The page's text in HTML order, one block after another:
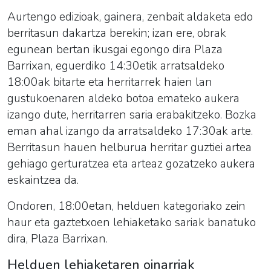
Aurtengo edizioak, gainera, zenbait aldaketa edo
berritasun dakartza berekin; izan ere, obrak
egunean bertan ikusgai egongo dira Plaza
Barrixan, eguerdiko 14:30etik arratsaldeko
18:00ak bitarte eta herritarrek haien lan
gustukoenaren aldeko botoa emateko aukera
izango dute, herritarren saria erabakitzeko. Bozka
eman ahal izango da arratsaldeko 17:30ak arte.
Berritasun hauen helburua herritar guztiei artea
gehiago gerturatzea eta arteaz gozatzeko aukera
eskaintzea da.
Ondoren, 18:00etan, helduen kategoriako zein
haur eta gaztetxoen lehiaketako sariak banatuko
dira, Plaza Barrixan.
Helduen lehiaketaren oinarriak